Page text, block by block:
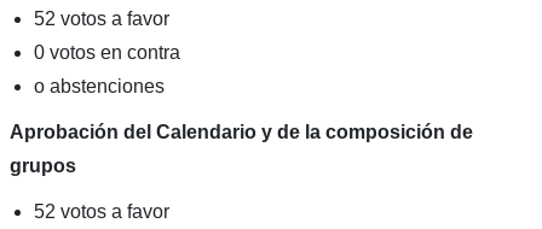
52 votos a favor
0 votos en contra
o abstenciones
Aprobación del Calendario y de la composición de
grupos
52 votos a favor